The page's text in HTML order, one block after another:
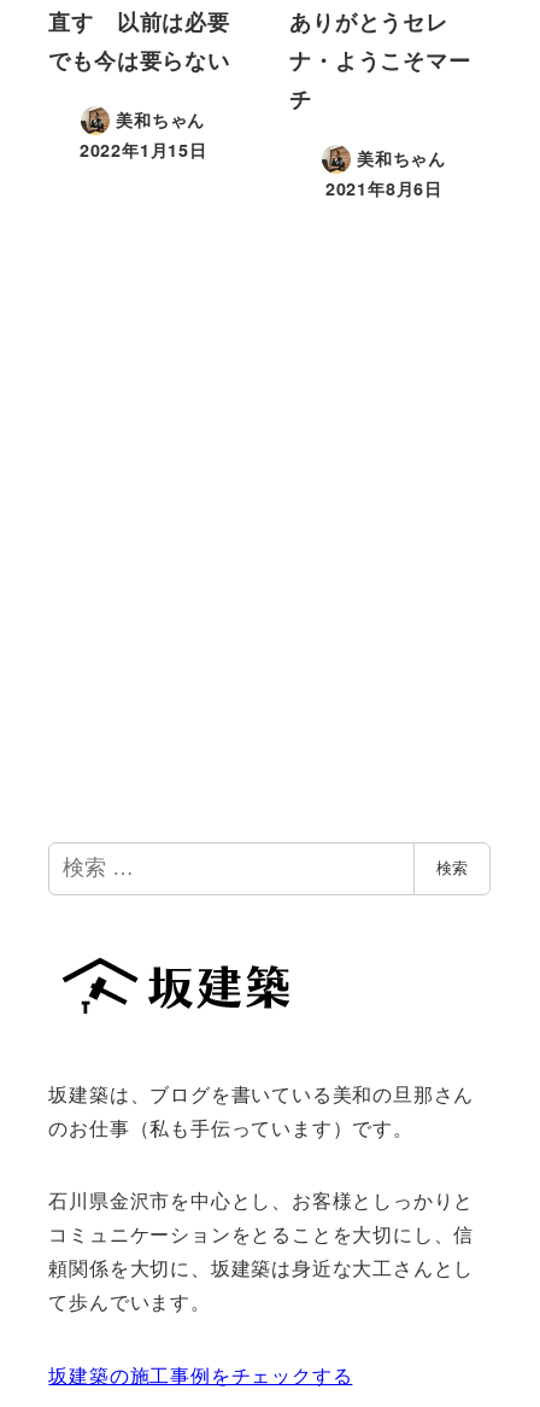
直す 以前は必要
でも今は要らない
美和ちゃん
2022年1月15日
ありがとうセレ
ナ・ようこそマー
チ
美和ちゃん
2021年8月6日
検
索
検索
坂建築は、ブログを書いている美和の旦那さん
のお仕事（私も手伝っています）です。
石川県金沢市を中心とし、お客様としっかりと
コミュニケーションをとることを大切にし、信
頼関係を大切に、坂建築は身近な大工さんとし
て歩んでいます。
坂建築の施工事例をチェックする